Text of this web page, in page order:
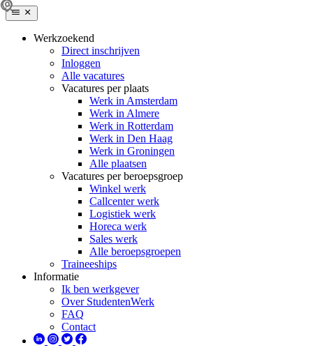
Werkzoekend
Direct inschrijven
Inloggen
Alle vacatures
Vacatures per plaats
Werk in Amsterdam
Werk in Almere
Werk in Rotterdam
Werk in Den Haag
Werk in Groningen
Alle plaatsen
Vacatures per beroepsgroep
Winkel werk
Callcenter werk
Logistiek werk
Horeca werk
Sales werk
Alle beroepsgroepen
Traineeships
Informatie
Ik ben werkgever
Over StudentenWerk
FAQ
Contact